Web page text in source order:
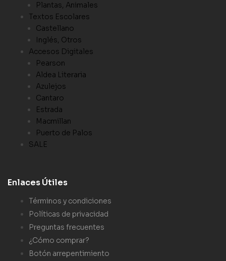
Plantas, Animales
Textos Escolares
Castellano
Inglés, Otros
Accesos Digitales
Pearson
Aldea Literaria
Azulejos
Cantaro
Estrada
Macmillan
Puerto de Palos
SALE
Enlaces Útiles
Términos y condiciones
Políticas de privacidad
Preguntas frecuentes
¿Cómo comprar?
Botón arrepentimiento